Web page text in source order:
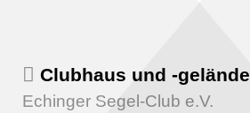
Clubhaus und -gelände
Echinger Segel-Club e.V.